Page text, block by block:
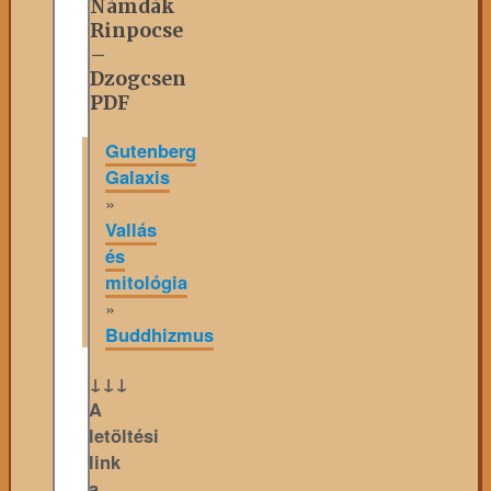
Námdák
Rinpocse
–
Dzogcsen
PDF
Gutenberg
Galaxis
»
Vallás
és
mitológia
»
Buddhizmus
↓↓↓
A
letöltési
link